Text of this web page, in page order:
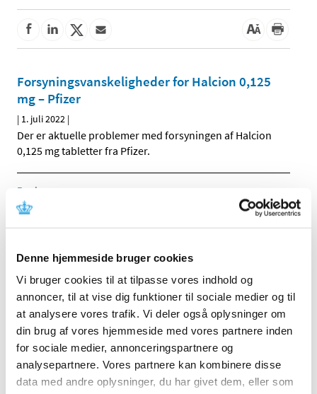
Denne hjemmeside bruger cookies
Vi bruger cookies til at tilpasse vores indhold og
annoncer, til at vise dig funktioner til sociale medier og til
at analysere vores trafik. Vi deler også oplysninger om
din brug af vores hjemmeside med vores partnere inden
for sociale medier, annonceringspartnere og
analysepartnere. Vores partnere kan kombinere disse
data med andre oplysninger, du har givet dem, eller som
Forsyningsvanskeligheder for Halcion 0,125
mg – Pfizer
| 1. juli 2022 |
Der er aktuelle problemer med forsyningen af Halcion
0,125 mg tabletter fra Pfizer.
Forrige
TID
2026 (307)
2025 (359)
2024 (445)
2023 (504)
2022 (334)
december (32)